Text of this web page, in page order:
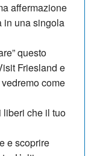
affermazione
in una singola
questo
Friesland e
come
liberi che il tuo
e scoprire